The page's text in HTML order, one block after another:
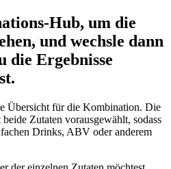
Hub, um die
und wechsle dann
die Ergebnisse
Übersicht für die Kombination. Die
Zutaten vorausgewählt, sodass
Drinks, ABV oder anderem